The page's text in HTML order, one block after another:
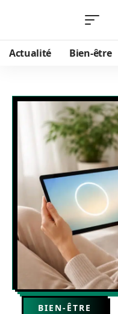
Actualité Bien-être
BIEN-ÊTRE